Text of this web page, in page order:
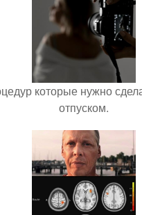
которые нужно
отпуском.